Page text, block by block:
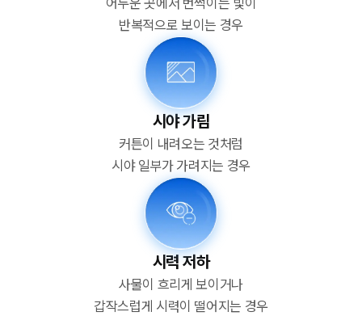
어두운 곳에서 번쩍이는 빛이
반복적으로 보이는 경우
시야 가림
커튼이 내려오는 것처럼
시야 일부가 가려지는 경우
시력 저하
사물이 흐리게 보이거나
갑작스럽게 시력이 떨어지는 경우